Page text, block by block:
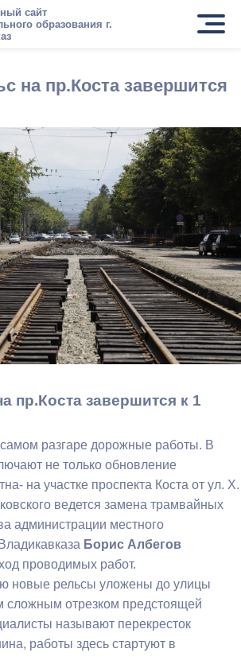
сайт
образования г.
на пр.Коста завершится
пр.Коста завершится к 1
разгаре дорожные работы. В
не только обновление
на участке проспекта Коста от ул. Х.
ведется замена трамвайных
администрации местного
Борис Албегов
проводимых работ.
новые рельсы уложены до улицы
отрезком предстоящей
называют перекресток
работы здесь стартуют в